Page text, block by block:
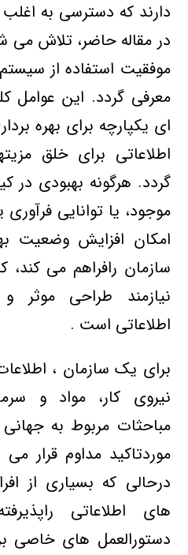
دارند که دسترسی به
در مقاله حاضر، تلاش می
موفقیت استفاده از
معرفی گردد. این عوامل
ای یکپارچه برای بهره
اطلاعاتی برای خلق
گردد. هرگونه بهبودی در
موجود، یا توانایی فرآوری
امکان افزایش وضعیت
سازمان رافراهم می کند،
نیازمند طراحی
اطلاعاتی است .
برای یک سازمان ،
نیروی کار، مواد و
مباحثات مربوط به
موردتاکید مداوم قرار می
درحالی که بسیاری از
های اطلاعاتی
دستورالعمل های خاصی